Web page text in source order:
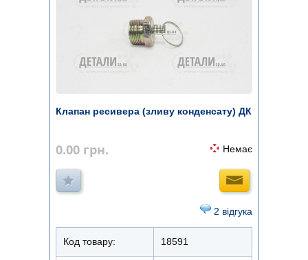
Клапан ресивера (зливу конденсату) ДК
0.00 грн. Немає
2 відгука
Код товару: 18591